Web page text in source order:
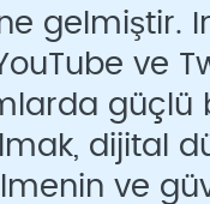
gelmiştir.
ve
güçlü
dijital
ve